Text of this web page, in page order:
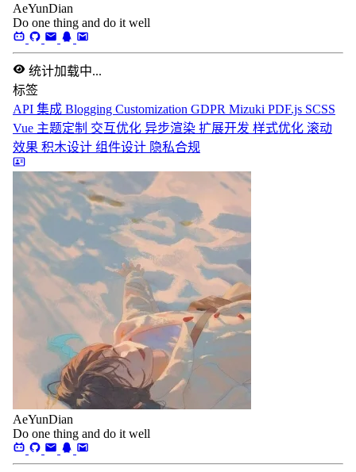
AeYunDian
Do one thing and do it well
统计加载中...
标签
API 集成 Blogging Customization GDPR Mizuki PDF.js SCSS
Vue 主题定制 交互优化 异步渲染 扩展开发 样式优化 滚动
效果 积木设计 组件设计 隐私合规
AeYunDian
Do one thing and do it well